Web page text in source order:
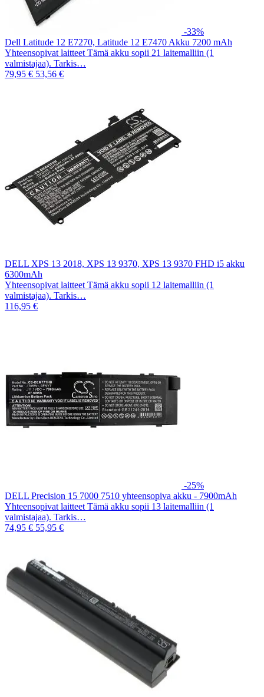
-33%
Dell Latitude 12 E7270, Latitude 12 E7470 Akku 7200 mAh
Yhteensopivat laitteet Tämä akku sopii 21 laitemalliin (1
valmistajaa). Tarkis…
79,95 € 53,56 €
DELL XPS 13 2018, XPS 13 9370, XPS 13 9370 FHD i5 akku
6300mAh
Yhteensopivat laitteet Tämä akku sopii 12 laitemalliin (1
valmistajaa). Tarkis…
116,95 €
-25%
DELL Precision 15 7000 7510 yhteensopiva akku - 7900mAh
Yhteensopivat laitteet Tämä akku sopii 13 laitemalliin (1
valmistajaa). Tarkis…
74,95 € 55,95 €